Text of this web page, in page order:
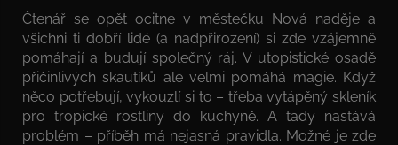
Čtenář se opět ocitne v městečku Nová naděje a
všichni ti dobří lidé (a nadpřirození) si zde vzájemně
pomáhají a budují společný ráj. V utopistické osadě
přičinlivých skautíků ale velmi pomáhá magie. Když
něco potřebují, vykouzlí si to – třeba vytápěný skleník
pro tropické rostliny do kuchyně. A tady nastává
problém – příběh má nejasná pravidla. Možné je zde